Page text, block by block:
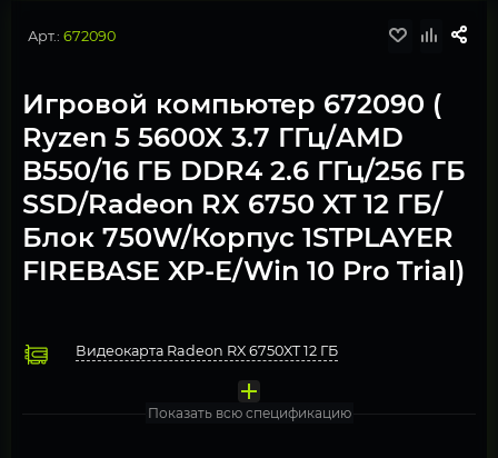
Арт.: 672090
Игровой компьютер 672090 (
Ryzen 5 5600X 3.7 ГГц/AMD
B550/16 ГБ DDR4 2.6 ГГц/256 ГБ
SSD/Radeon RX 6750 XT 12 ГБ/
Блок 750W/Корпус 1STPLAYER
FIREBASE XP-E/Win 10 Pro Trial)
Видеокарта Radeon RX 6750XT 12 ГБ
Показать всю спецификацию